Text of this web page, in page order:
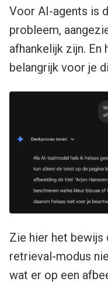
Voor AI-agents is
probleem,
afhankelijk zijn.
belangrijk voor je
Zie hier het bewijs
retrieval-modus
wat er op een